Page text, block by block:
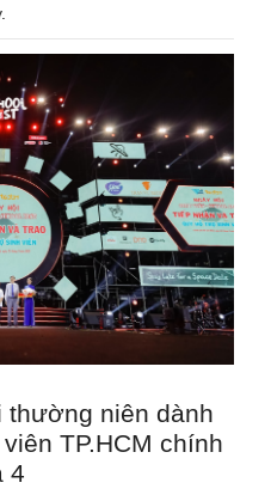
thường niên dành
TP.HCM chính
4